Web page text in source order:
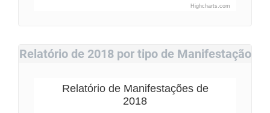
Highcharts.com
Relatório de 2018 por tipo de Manifestação
Relatório de Manifestações de
2018